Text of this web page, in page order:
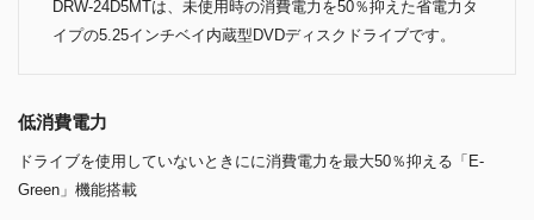
DRW-24D5MTは、未使用時の消費電力を50％抑えた省電力タ
イプの5.25インチベイ内蔵型DVDディスクドライブです。
低消費電力
ドライブを使用していないときにに消費電力を最大50％抑える「E-
Green」機能搭載